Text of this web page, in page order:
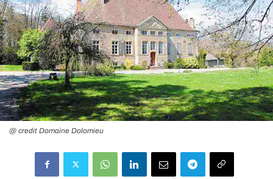
@ credit Domaine Dolomieu